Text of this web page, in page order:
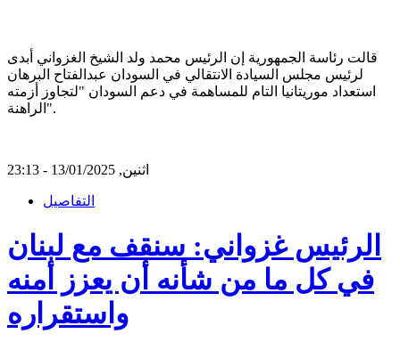
قالت رئاسة الجمهورية إن الرئيس محمد ولد الشيخ الغزواني أبدى
لرئيس مجلس السيادة الانتقالي في السودان عبدالفتاح البرهان
استعداد موريتانيا التام للمساهمة في دعم السودان "لتجاوز أزمته
الراهنة".
اثنين, 13/01/2025 - 23:13
التفاصيل
الرئيس غزواني: سنقف مع لبنان
في كل ما من شأنه أن يعزز أمنه
واستقراره